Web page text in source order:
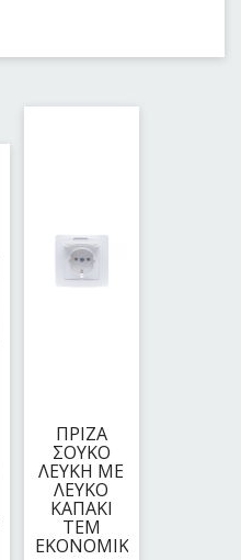
ΠΡΙΖΑ
ΣΟΥΚΟ
ΛΕΥKH ME
ΛΕΥΚΟ
ΚΑΠΑΚΙ
ΤΕΜ
ΕΚΟΝΟΜΙΚ